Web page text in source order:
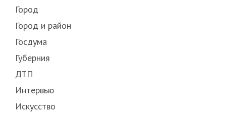
Город
Город и район
Госдума
Губерния
ДТП
Интервью
Искусство